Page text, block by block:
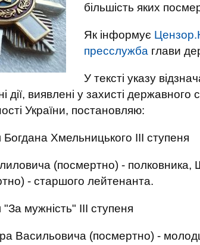
більшість яких
Як інформує
пресслужба глави
У тексті указу
дії, виявлені у захисті державного
України, постановляю:
Хмельницького III ступеня
(посмертно) -
- старшого лейтенанта.
мужність" III ступеня
Васильовича (посмертно) -